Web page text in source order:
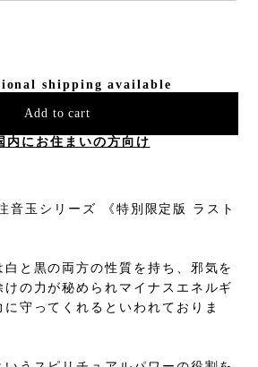
shipping available
Add to cart
内にお住まいの方向け
音玉シリーズ 《特別限定版 ラスト
白と黒の両方の性質を持ち、邪気を
の力が秘められマイナスエネルギ
守ってくれるといわれておりま